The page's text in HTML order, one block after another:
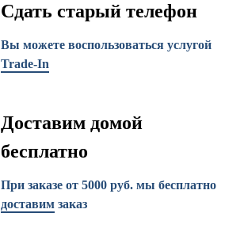
Сдать старый телефон
Вы можете воспользоваться услугой
Trade-In
Доставим домой
бесплатно
При заказе от 5000 руб. мы бесплатно
доставим заказ